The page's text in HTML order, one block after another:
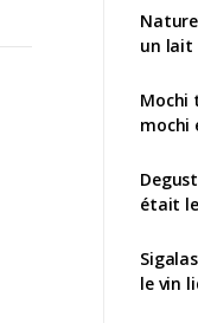
un lait
Mochi
mochi
était
le vin